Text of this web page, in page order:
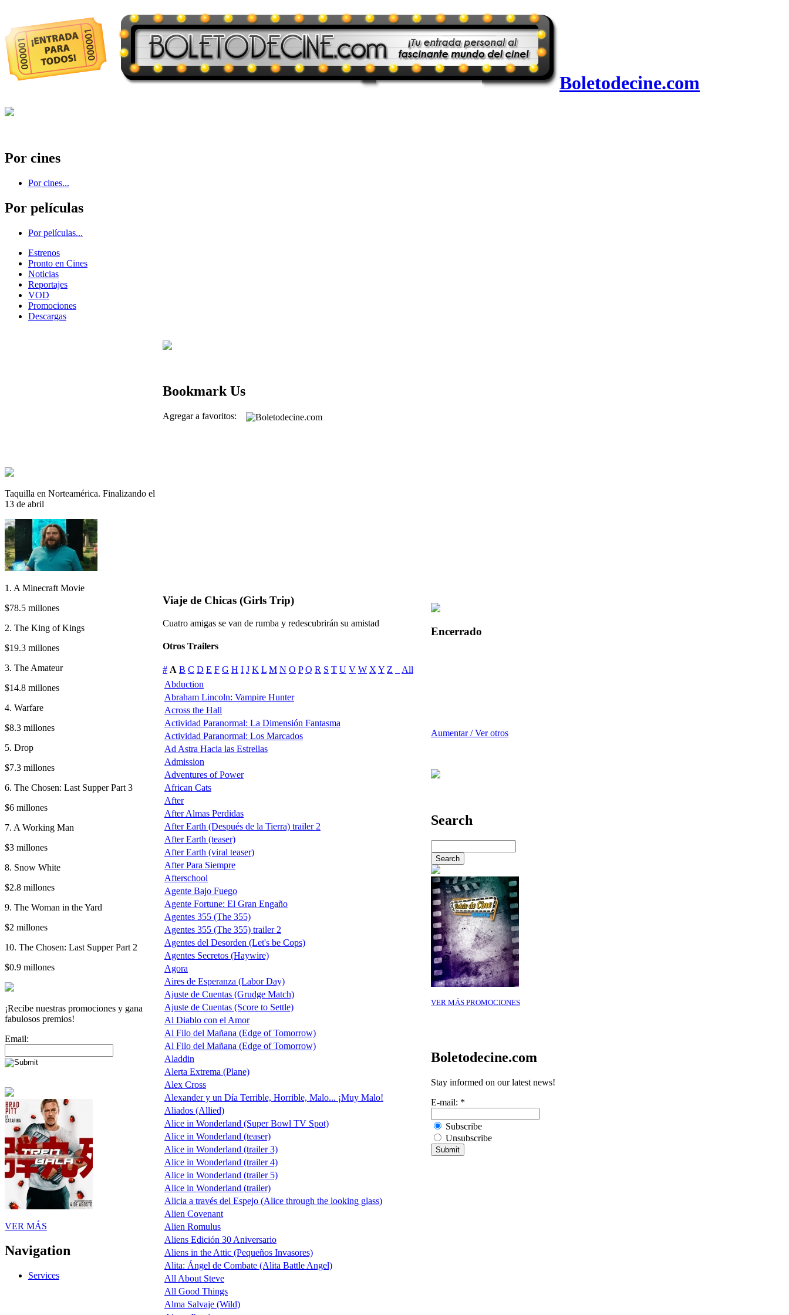
Boletodecine.com
Por cines
Por cines...
Por películas
Por películas...
Estrenos
Pronto en Cines
Noticias
Reportajes
VOD
Promociones
Descargas
Taquilla en Norteamérica. Finalizando el
13 de abril
1. A Minecraft Movie
$78.5 millones
2. The King of Kings
$19.3 millones
3. The Amateur
$14.8 millones
4. Warfare
$8.3 millones
5. Drop
$7.3 millones
6. The Chosen: Last Supper Part 3
$6 millones
7. A Working Man
$3 millones
8. Snow White
$2.8 millones
9. The Woman in the Yard
$2 millones
10. The Chosen: Last Supper Part 2
$0.9 millones
¡Recibe nuestras promociones y gana
fabulosos premios!
Email:
VER MÁS
Navigation
Services
Bookmark Us
Agregar a favoritos:
Viaje de Chicas (Girls Trip)
Cuatro amigas se van de rumba y redescubrirán su amistad
Otros Trailers
# A B C D E F G H I J K L M N O P Q R S T U V W X Y Z
All
Abduction
Abraham Lincoln: Vampire Hunter
Across the Hall
Actividad Paranormal: La Dimensión Fantasma
Actividad Paranormal: Los Marcados
Ad Astra Hacia las Estrellas
Admission
Adventures of Power
African Cats
After
After Almas Perdidas
After Earth (Después de la Tierra) trailer 2
After Earth (teaser)
After Earth (viral teaser)
After Para Siempre
Afterschool
Agente Bajo Fuego
Agente Fortune: El Gran Engaño
Agentes 355 (The 355)
Agentes 355 (The 355) trailer 2
Agentes del Desorden (Let's be Cops)
Agentes Secretos (Haywire)
Agora
Aires de Esperanza (Labor Day)
Ajuste de Cuentas (Grudge Match)
Ajuste de Cuentas (Score to Settle)
Al Diablo con el Amor
Al Filo del Mañana (Edge of Tomorrow)
Al Filo del Mañana (Edge of Tomorrow)
Aladdin
Alerta Extrema (Plane)
Alex Cross
Alexander y un Día Terrible, Horrible, Malo... ¡Muy Malo!
Aliados (Allied)
Alice in Wonderland (Super Bowl TV Spot)
Alice in Wonderland (teaser)
Alice in Wonderland (trailer 3)
Alice in Wonderland (trailer 4)
Alice in Wonderland (trailer 5)
Alice in Wonderland (trailer)
Alicia a través del Espejo (Alice through the looking glass)
Alien Covenant
Alien Romulus
Aliens Edición 30 Aniversario
Aliens in the Attic (Pequeños Invasores)
Alita: Ángel de Combate (Alita Battle Angel)
All About Steve
All Good Things
Alma Salvaje (Wild)
Encerrado
Aumentar / Ver otros
Search
VER MÁS PROMOCIONES
Boletodecine.com
Stay informed on our latest news!
E-mail: *
Subscribe
Unsubscribe